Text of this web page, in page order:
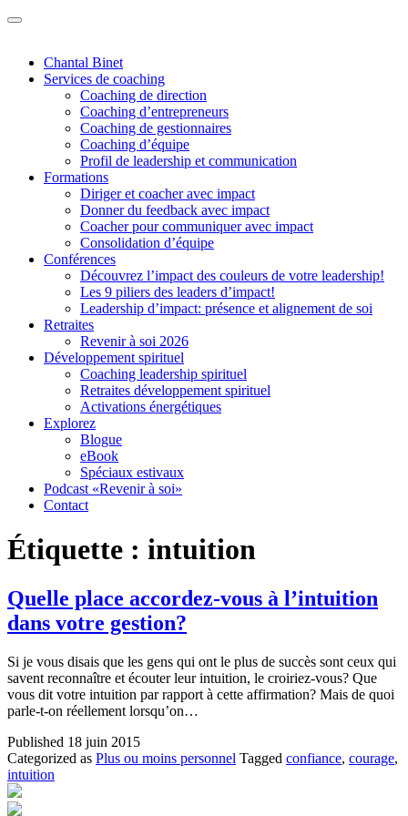
Chantal Binet
Services de coaching
Coaching de direction
Coaching d’entrepreneurs
Coaching de gestionnaires
Coaching d’équipe
Profil de leadership et communication
Formations
Diriger et coacher avec impact
Donner du feedback avec impact
Coacher pour communiquer avec impact
Consolidation d’équipe
Conférences
Découvrez l’impact des couleurs de votre leadership!
Les 9 piliers des leaders d’impact!
Leadership d’impact: présence et alignement de soi
Retraites
Revenir à soi 2026
Développement spirituel
Coaching leadership spirituel
Retraites développement spirituel
Activations énergétiques
Explorez
Blogue
eBook
Spéciaux estivaux
Podcast «Revenir à soi»
Contact
Étiquette : intuition
Quelle place accordez-vous à l’intuition
dans votre gestion?
Si je vous disais que les gens qui ont le plus de succès sont ceux qui
savent reconnaître et écouter leur intuition, le croiriez-vous? Que
vous dit votre intuition par rapport à cette affirmation? Mais de quoi
parle-t-on réellement lorsqu’on…
Published 18 juin 2015
Categorized as Plus ou moins personnel Tagged confiance, courage,
intuition